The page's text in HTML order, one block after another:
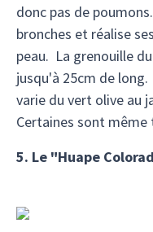
donc pas de
bronches et réalise
peau. La grenouille
jusqu'à 25cm de
varie du vert olive au
Certaines sont
5. Le "Huape